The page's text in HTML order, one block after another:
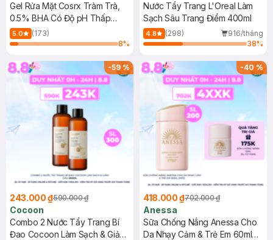
Gel Rửa Mặt Cosrx Tràm Trà,
0.5% BHA Có Độ pH Thấp
150ml
5.0
(173)
8%
Nước Tẩy Trang L'Oreal Làm
Sạch Sâu Trang Điểm 400ml
4.8 (298)
916/tháng
38%
-59%
243.000 ₫590.000 ₫
Cocoon
Combo 2 Nước Tẩy Trang Bí
Đao Cocoon Làm Sạch & Giảm
-40%
418.000 ₫702.000 ₫
Anessa
Sữa Chống Nắng Anessa Cho
Da Nhạy Cảm & Trẻ Em 60ml